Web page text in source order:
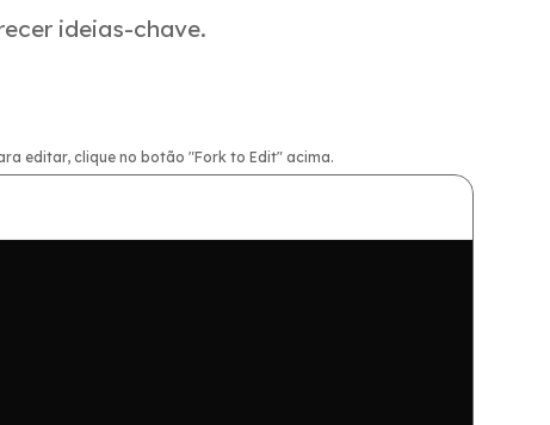
ideias-chave.
editar, clique no botão "Fork to Edit" acima.